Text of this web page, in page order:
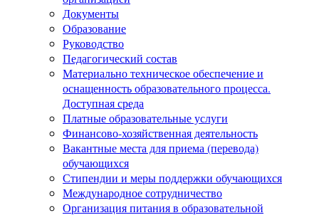
Документы
Образование
Руководство
Педагогический состав
Материально техническое обеспечение и
оснащенность образовательного процесса.
Доступная среда
Платные образовательные услуги
Финансово-хозяйственная деятельность
Вакантные места для приема (перевода)
обучающихся
Стипендии и меры поддержки обучающихся
Международное сотрудничество
Организация питания в образовательной